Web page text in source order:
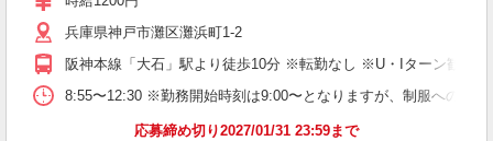
兵庫県神戸市灘区灘浜町1-2
阪神本線「大石」駅より徒歩10分 ※転勤なし ※U・Iターン歓迎
8:55〜12:30 ※勤務開始時刻は9:00〜となりますが、制服への着
応募締め切り2027/01/31 23:59まで